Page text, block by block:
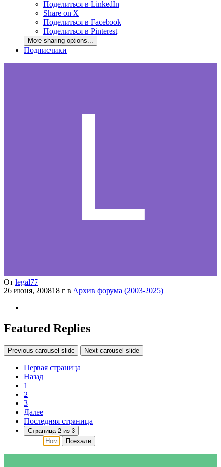
Поделиться в LinkedIn
Share on X
Поделиться в Facebook
Поделиться в Pinterest
More sharing options...
Подписчики
От legal77
26 июня, 200818 г в Архив форума (2003-2025)
Featured Replies
Previous carousel slide Next carousel slide
Первая страница
Назад
1
2
3
Далее
Последняя страница
Страница 2 из 3
Поехали